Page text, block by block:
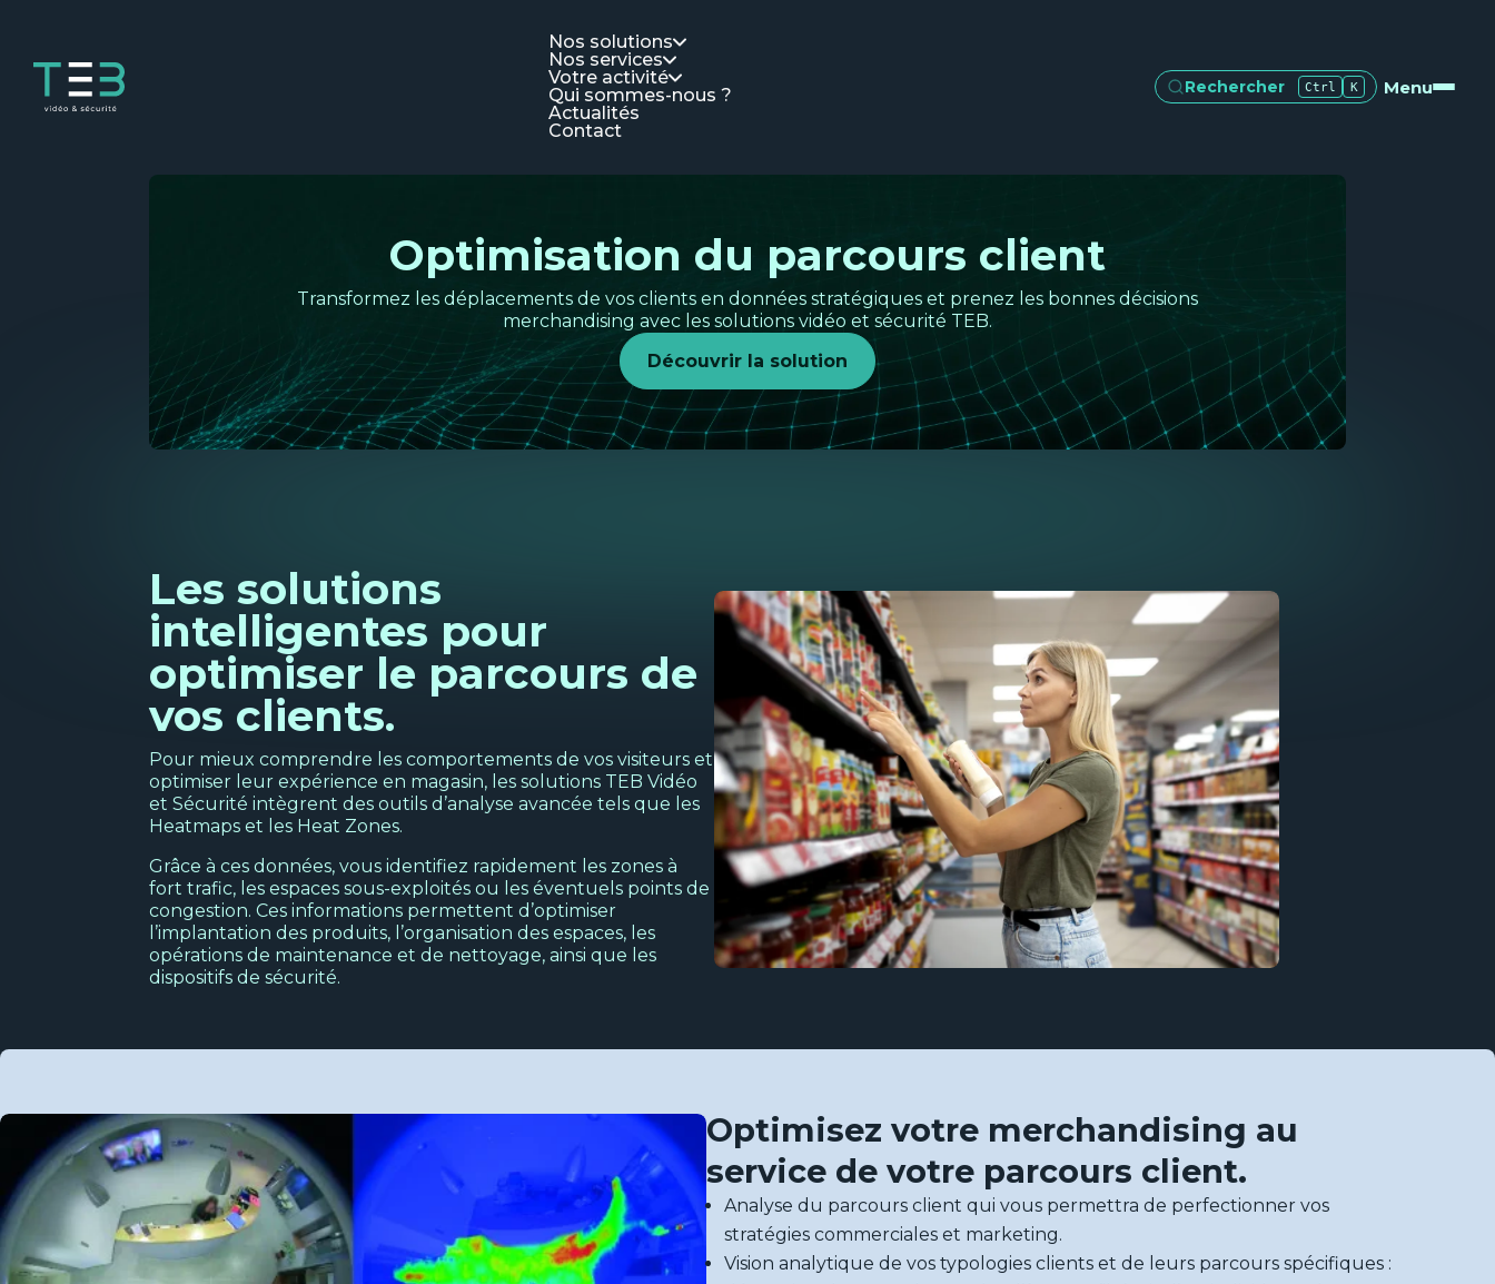
Nos solutions
Nos services
Votre activité
Qui sommes-nous ?
Actualités
Contact
Rechercher Ctrl K Menu
Optimisation du parcours client
Transformez les déplacements de vos clients en données stratégiques et prenez les bonnes décisions
merchandising avec les solutions vidéo et sécurité TEB.
Découvrir la solution
Les solutions
intelligentes pour
optimiser le parcours de
vos clients.
Pour mieux comprendre les comportements de vos visiteurs et
optimiser leur expérience en magasin, les solutions TEB Vidéo
et Sécurité intègrent des outils d’analyse avancée tels que les
Heatmaps et les Heat Zones.
Grâce à ces données, vous identifiez rapidement les zones à
fort trafic, les espaces sous-exploités ou les éventuels points de
congestion. Ces informations permettent d’optimiser
l’implantation des produits, l’organisation des espaces, les
opérations de maintenance et de nettoyage, ainsi que les
dispositifs de sécurité.
Optimisez votre merchandising au
service de votre parcours client.
Analyse du parcours client qui vous permettra de perfectionner vos
stratégies commerciales et marketing.
Vision analytique de vos typologies clients et de leurs parcours spécifiques :